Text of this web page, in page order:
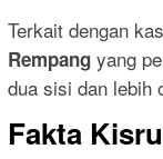
Terkait dengan
Rempang yang
dua sisi dan lebih
Fakta